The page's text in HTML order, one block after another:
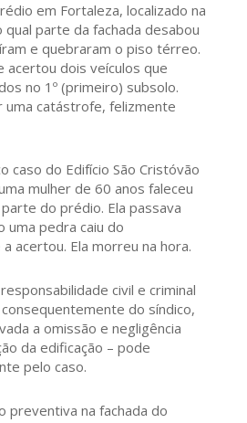
em Fortaleza, localizado na
qual parte da fachada desabou
e quebraram o piso térreo.
acertou dois veículos que
no 1º (primeiro) subsolo.
uma catástrofe, felizmente
caso do Edifício São Cristóvão
mulher de 60 anos faleceu
do prédio. Ela passava
uma pedra caiu do
acertou. Ela morreu na hora.
civil e criminal
do síndico,
a omissão e negligência
da edificação – pode
pelo caso.
preventiva na fachada do